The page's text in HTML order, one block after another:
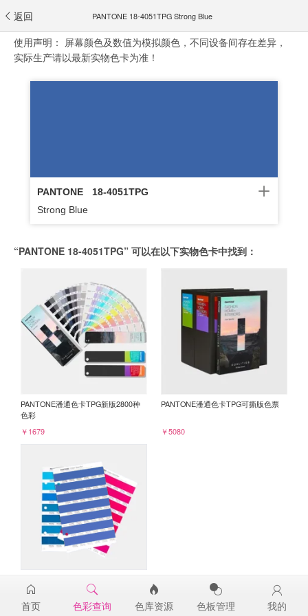
返回 PANTONE 18-4051TPG Strong Blue
使用声明： 屏幕颜色及数值为模拟颜色，不同设备间存在差异，
实际生产请以最新实物色卡为准！
PANTONE
18-4051TPG
Strong Blue
“PANTONE 18-4051TPG” 可以在以下实物色卡中找到：
PANTONE潘通色卡TPG新版2800种
色彩
￥1679
PANTONE潘通色卡TPG可撕版色票
￥5080
18-4051TPG
￥98
首页 色彩查询 色库资源 色板管理 我的